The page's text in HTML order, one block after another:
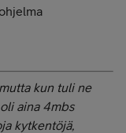
kun tuli ne
aina 4mbs
kytkentöjä,